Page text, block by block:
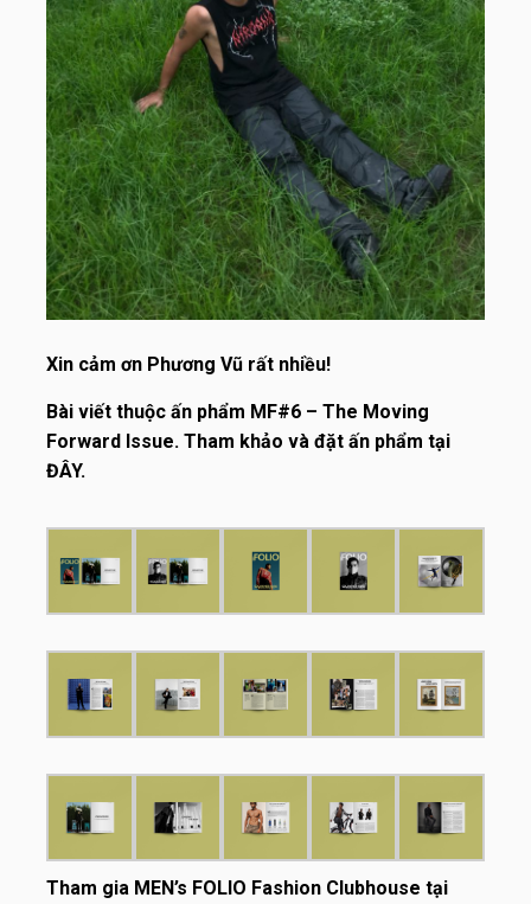
Xin cảm ơn Phương Vũ rất nhiều!
Bài viết thuộc ấn phẩm MF#6 – The Moving
Forward Issue. Tham khảo và đặt ấn phẩm tại
ĐÂY.
Tham gia MEN’s FOLIO Fashion Clubhouse tại